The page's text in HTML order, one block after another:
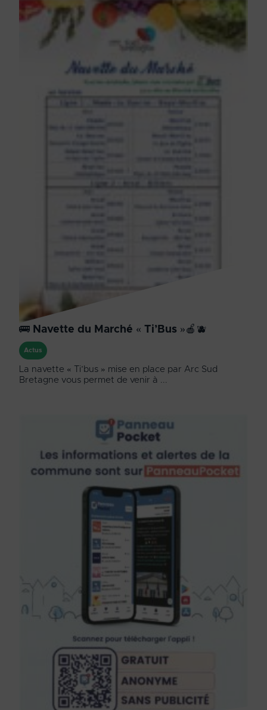
🚌 Navette du Marché « Ti’Bus »🍎🫐
Actus
La navette « Ti’bus » mise en place par Arc Sud
Bretagne vous permet de venir à ...